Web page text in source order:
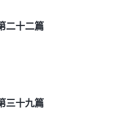
二十二篇
三十九篇